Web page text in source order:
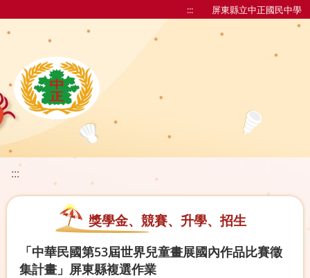
::: 屏東縣立中正國民中學
:::
獎學金、競賽、升學、招生
「中華民國第53屆世界兒童畫展國內作品比賽徵
集計畫」屏東縣複選作業